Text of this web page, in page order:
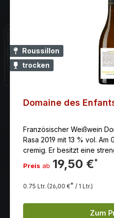
Roussillon
trocken
Domaine des
Französischer Weißwein
Rasa 2019 mit 13 % vol. Am
cremig. Er besitzt eine
Fruchtigkeit und ist sehr
ist als trockener Weißwein
Preis ab 19,50 €*
0.75 Ltr. (26,00 €* / 1 Ltr.)
Zum